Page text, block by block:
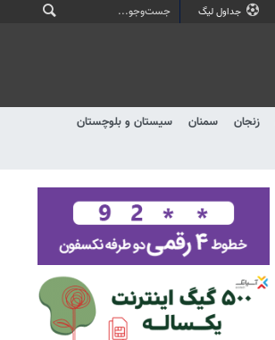
جداول لیگ
زنجان سمنان
سیستان و بلوچستان